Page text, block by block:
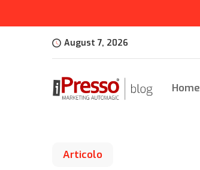
August 7, 2026
Home
Articolo